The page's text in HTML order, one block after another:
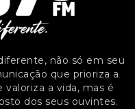
não só em seu
que prioriza a
a vida, mas é
dos seus ouvintes.